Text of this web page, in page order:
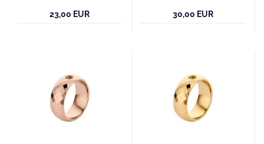
23,00 EUR 30,00 EUR